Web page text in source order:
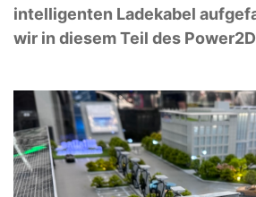
intelligenten Ladekabel
wir in diesem Teil des